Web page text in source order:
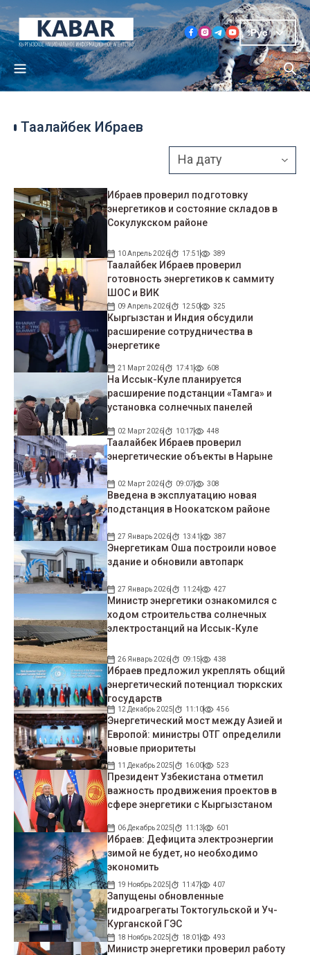
Рус
Таалайбек Ибраев
Ибраев проверил подготовку
энергетиков и состояние складов в
Сокулукском районе
10 Апрель 2026 17:51 389
Таалайбек Ибраев проверил
готовность энергетиков к саммиту
ШОС и ВИК
09 Апрель 2026 12:50 325
Кыргызстан и Индия обсудили
расширение сотрудничества в
энергетике
21 Март 2026 17:41 608
На Иссык-Куле планируется
расширение подстанции «Тамга» и
установка солнечных панелей
02 Март 2026 10:17 448
Таалайбек Ибраев проверил
энергетические объекты в Нарыне
02 Март 2026 09:07 308
Введена в эксплуатацию новая
подстанция в Ноокатском районе
27 Январь 2026 13:41 387
Энергетикам Оша построили новое
здание и обновили автопарк
27 Январь 2026 11:24 427
Министр энергетики ознакомился с
ходом строительства солнечных
электростанций на Иссык-Куле
26 Январь 2026 09:15 438
Ибраев предложил укреплять общий
энергетический потенциал тюркских
государств
12 Декабрь 2025 11:10 456
Энергетический мост между Азией и
Европой: министры ОТГ определили
новые приоритеты
11 Декабрь 2025 16:00 523
Президент Узбекистана отметил
важность продвижения проектов в
сфере энергетики с Кыргызстаном
06 Декабрь 2025 11:13 601
Ибраев: Дефицита электроэнергии
зимой не будет, но необходимо
экономить
19 Ноябрь 2025 11:47 407
Запущены обновленные
гидроагрегаты Токтогульской и Уч-
Курганской ГЭС
18 Ноябрь 2025 18:01 493
Министр энергетики проверил работу